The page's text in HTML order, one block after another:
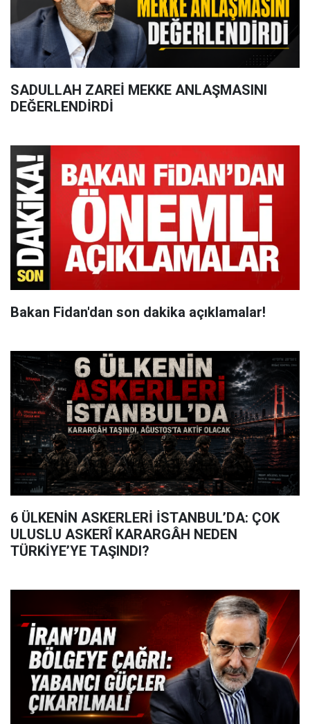
SADULLAH ZAREİ MEKKE ANLAŞMASINI
DEĞERLENDİRDİ
Bakan Fidan'dan son dakika açıklamalar!
6 ÜLKENİN ASKERLERİ İSTANBUL’DA: ÇOK
ULUSLU ASKERÎ KARARGÂH NEDEN
TÜRKİYE’YE TAŞINDI?